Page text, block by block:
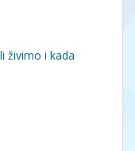
živimo i kada